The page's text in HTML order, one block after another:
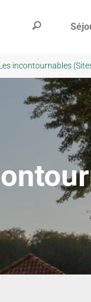
incontournables